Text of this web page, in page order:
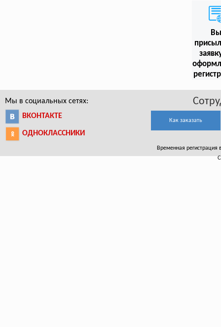
Вы
Мы в социальных сетях:
ВКОНТАКТЕ
ОДНОКЛАССНИКИ
Как заказать
Временная